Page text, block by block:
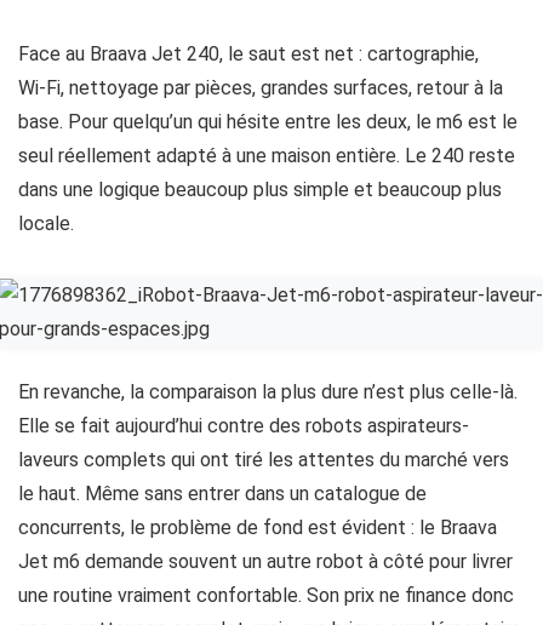
Face au Braava Jet 240, le saut est net : cartographie,
Wi‑Fi, nettoyage par pièces, grandes surfaces, retour à la
base. Pour quelqu’un qui hésite entre les deux, le m6 est le
seul réellement adapté à une maison entière. Le 240 reste
dans une logique beaucoup plus simple et beaucoup plus
locale.
En revanche, la comparaison la plus dure n’est plus celle-là.
Elle se fait aujourd’hui contre des robots aspirateurs-
laveurs complets qui ont tiré les attentes du marché vers
le haut. Même sans entrer dans un catalogue de
concurrents, le problème de fond est évident : le Braava
Jet m6 demande souvent un autre robot à côté pour livrer
une routine vraiment confortable. Son prix ne finance donc